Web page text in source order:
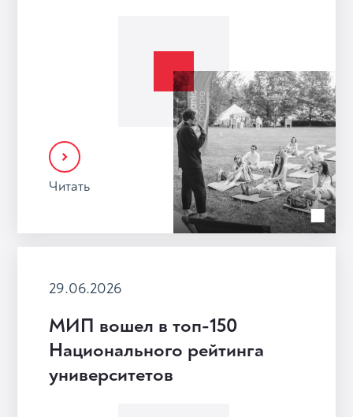
Читать
29.06.2026
МИП вошел в топ-150
Национального рейтинга
университетов